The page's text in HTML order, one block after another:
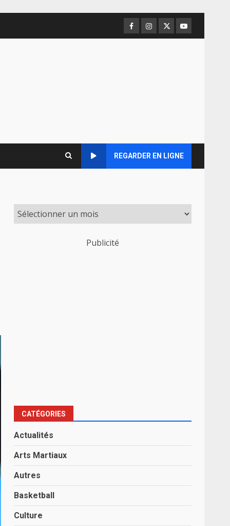
Facebook
Instagram
TwitterYoutube
REGARDER EN LIGNE
Publicité
CATÉGORIES
Actualités
Arts Martiaux
Autres
Basketball
Culture